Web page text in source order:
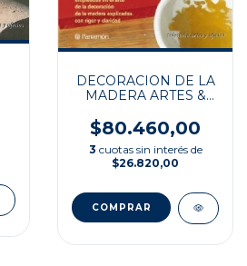
DECORACION DE LA
MADERA ARTES &
$80.460,00
3 cuotas sin interés de
$26.820,00